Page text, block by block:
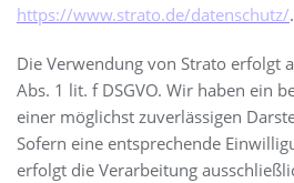
https://www.strato.de/datenschutz/.
Die Verwendung von Strato erfolgt
Abs. 1 lit. f DSGVO. Wir haben ein
einer möglichst zuverlässigen
Sofern eine entsprechende
erfolgt die Verarbeitung